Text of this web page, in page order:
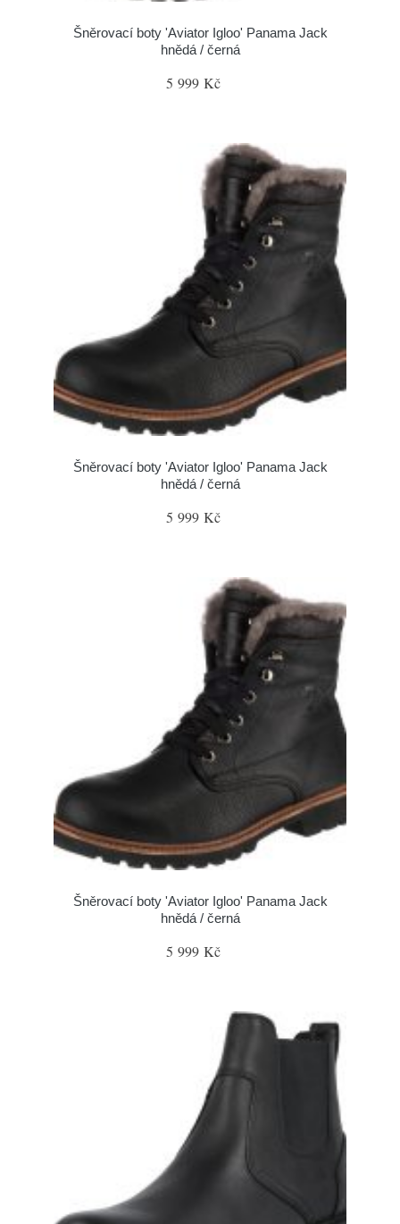
Šněrovací boty 'Aviator Igloo' Panama Jack
hnědá / černá
5 999 Kč
Šněrovací boty 'Aviator Igloo' Panama Jack
hnědá / černá
5 999 Kč
Šněrovací boty 'Aviator Igloo' Panama Jack
hnědá / černá
5 999 Kč